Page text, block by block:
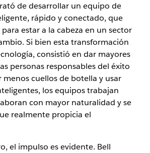
de desarrollar un equipo de
rápido y conectado, que
estar a la cabeza en un sector
Si bien esta transformación
consistió en dar mayores
personasresponsables del éxito
menos cuellos de botella y usar
los equipos trabajan
con mayor naturalidad y se
realmente propicia el
el impulso es evidente. Bell